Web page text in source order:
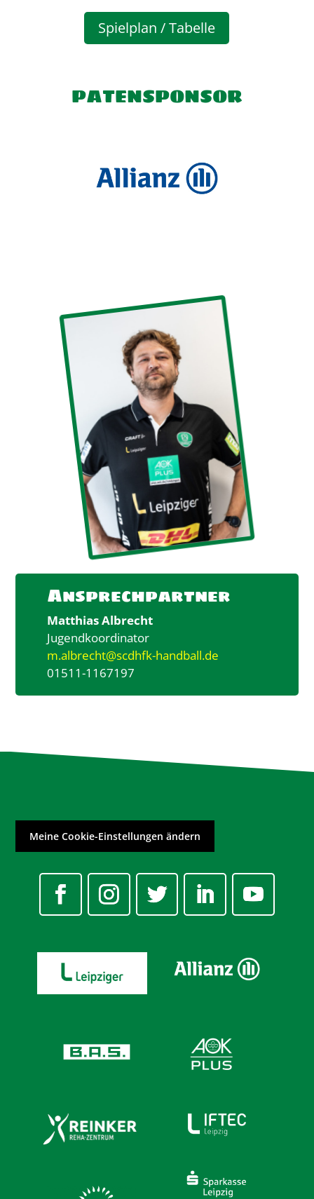
Spielplan / Tabelle
PATENSPONSOR
Ansprechpartner
Matthias Albrecht
Jugendkoordinator
m.albrecht@scdhfk-handball.de
01511-1167197
Meine Cookie-Einstellungen ändern